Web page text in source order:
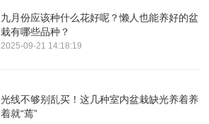
九月份应该种什么花好呢？懒人也能养好的盆
栽有哪些品种？
2025-09-21 14:18:19
光线不够别乱买！这几种室内盆栽缺光养着养
着就“蔫”